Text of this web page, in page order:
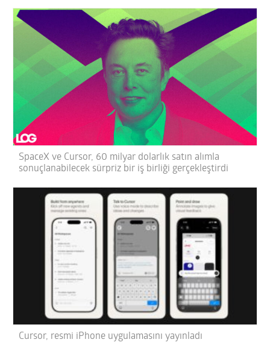
SpaceX ve Cursor, 60 milyar dolarlık satın alımla
sonuçlanabilecek sürpriz bir iş birliği gerçekleştirdi
Cursor, resmi iPhone uygulamasını yayınladı